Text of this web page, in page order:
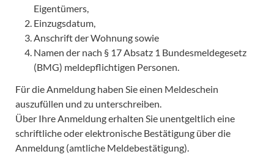
Eigentümers,
Einzugsdatum,
Anschrift der Wohnung sowie
Namen der nach § 17 Absatz 1 Bundesmeldegesetz
(BMG) meldepflichtigen Personen.
Für die Anmeldung haben Sie einen Meldeschein
auszufüllen und zu unterschreiben.
Über Ihre Anmeldung erhalten Sie unentgeltlich eine
schriftliche oder elektronische Bestätigung über die
Anmeldung (amtliche Meldebestätigung).